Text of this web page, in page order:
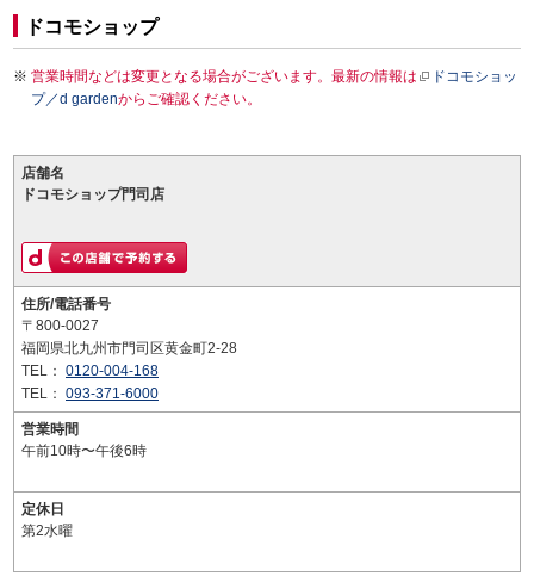
ドコモショップ
営業時間などは変更となる場合がございます。最新の情報は
ドコモショッ
プ／d gardenからご確認ください。
店舗名
ドコモショップ門司店
住所/電話番号
〒800-0027
福岡県北九州市門司区黄金町2-28
TEL： 0120-004-168
TEL： 093-371-6000
営業時間
午前10時〜午後6時
定休日
第2水曜